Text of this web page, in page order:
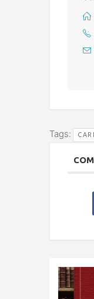
Tags: